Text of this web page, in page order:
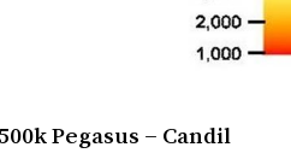
Pegasus – Candil